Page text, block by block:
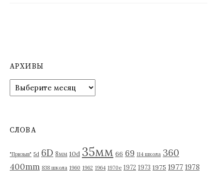
АРХИВЫ
р
в
СЛОВА
"Призыв" 5d 6D 8мм 10d 35мм 66 69 114 школа 360
400mm 838 школа 1960 1962 1964 1970е 1972 1973 1975 1977 1978